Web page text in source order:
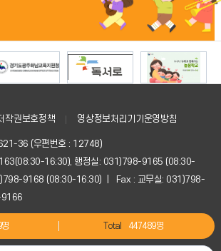
단
더
보
기
작권보호정책 영상정보처리기기운영방침
36 (우편번호 : 12748)
16:30), 행정실: 031)798-9165 (08:30-
9168 (08:30-16:30) | Fax : 교무실: 031)798-
9166
Total 447489명